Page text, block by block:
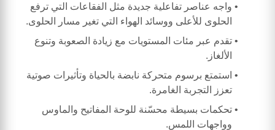
واجه عناصر تفاعلية جديدة مثل الفقاعات التي ترفع
الحلوى للأعلى ووسائد الهواء التي تغير مسار الحلوى.
تقدم عبر مئات المستويات مع زيادة الصعوبة وتنوع
الألغاز.
استمتع برسوم متحركة نابضة بالحياة وتأثيرات صوتية
تعزز التجربة الغامرة.
تحكمات بسيطة محسّنة للوحة المفاتيح والماوس
وواجهات اللمس.